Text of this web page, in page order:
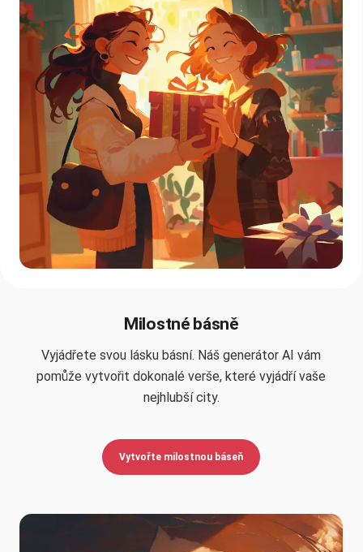
Milostné básně
Vyjádřete svou lásku básní. Náš generátor AI vám
pomůže vytvořit dokonalé verše, které vyjádří vaše
nejhlubší city.
Vytvořte milostnou báseň